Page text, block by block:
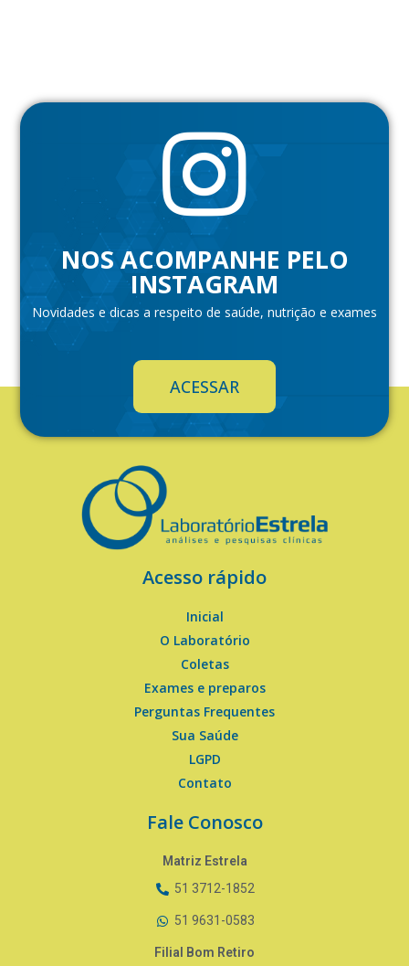
NOS ACOMPANHE PELO
INSTAGRAM
Novidades e dicas a respeito de saúde, nutrição e exames
ACESSAR
Acesso rápido
Inicial
O Laboratório
Coletas
Exames e preparos
Perguntas Frequentes
Sua Saúde
LGPD
Contato
Fale Conosco
Matriz Estrela
51 3712-1852
51 9631-0583
Filial Bom Retiro